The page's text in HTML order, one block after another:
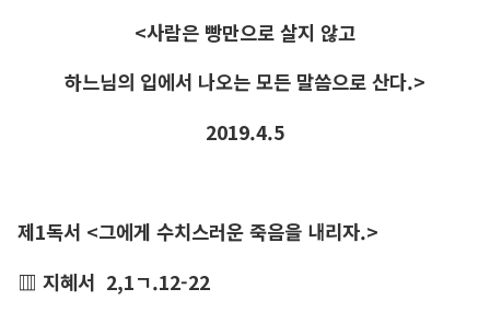
<사람은 빵만으로 살지 않고
하느님의 입에서 나오는 모든 말씀으로 산다.>
2019.4.5
제1독서 <그에게 수치스러운 죽음을 내리자.>
▥ 지혜서 2,1ㄱ.12-22